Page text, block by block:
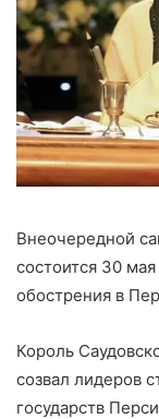
Внеочередной
состоится 30
обострения в
Король
созвал лидеров
государств